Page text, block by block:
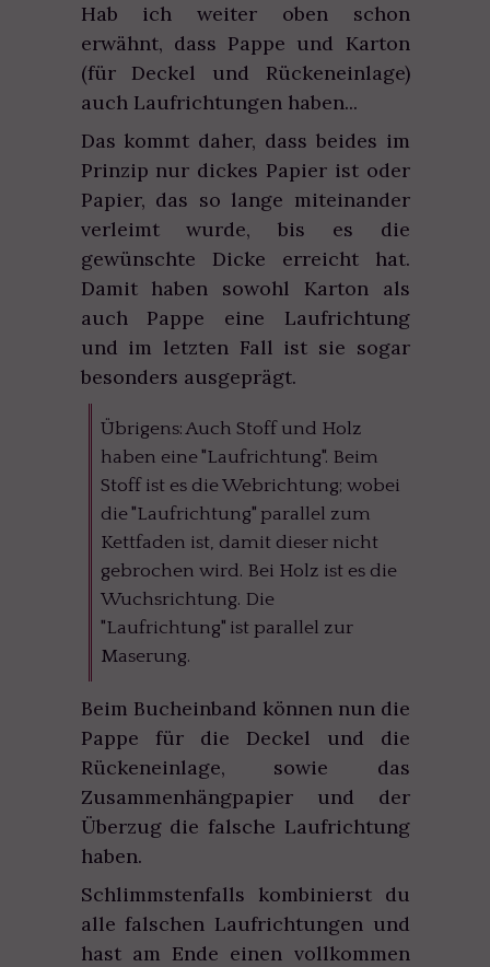
Hab ich weiter oben schon
erwähnt, dass Pappe und Karton
(für Deckel und Rückeneinlage)
auch Laufrichtungen haben...
Das kommt daher, dass beides im
Prinzip nur dickes Papier ist oder
Papier, das so lange miteinander
verleimt wurde, bis es die
gewünschte Dicke erreicht hat.
Damit haben sowohl Karton als
auch Pappe eine Laufrichtung
und im letzten Fall ist sie sogar
besonders ausgeprägt.
Übrigens: Auch Stoff und Holz
haben eine "Laufrichtung". Beim
Stoff ist es die Webrichtung; wobei
die "Laufrichtung" parallel zum
Kettfaden ist, damit dieser nicht
gebrochen wird. Bei Holz ist es die
Wuchsrichtung. Die
"Laufrichtung" ist parallel zur
Maserung.
Beim Bucheinband können nun die
Pappe für die Deckel und die
Rückeneinlage, sowie das
Zusammenhängpapier und der
Überzug die falsche Laufrichtung
haben.
Schlimmstenfalls kombinierst du
alle falschen Laufrichtungen und
hast am Ende einen vollkommen